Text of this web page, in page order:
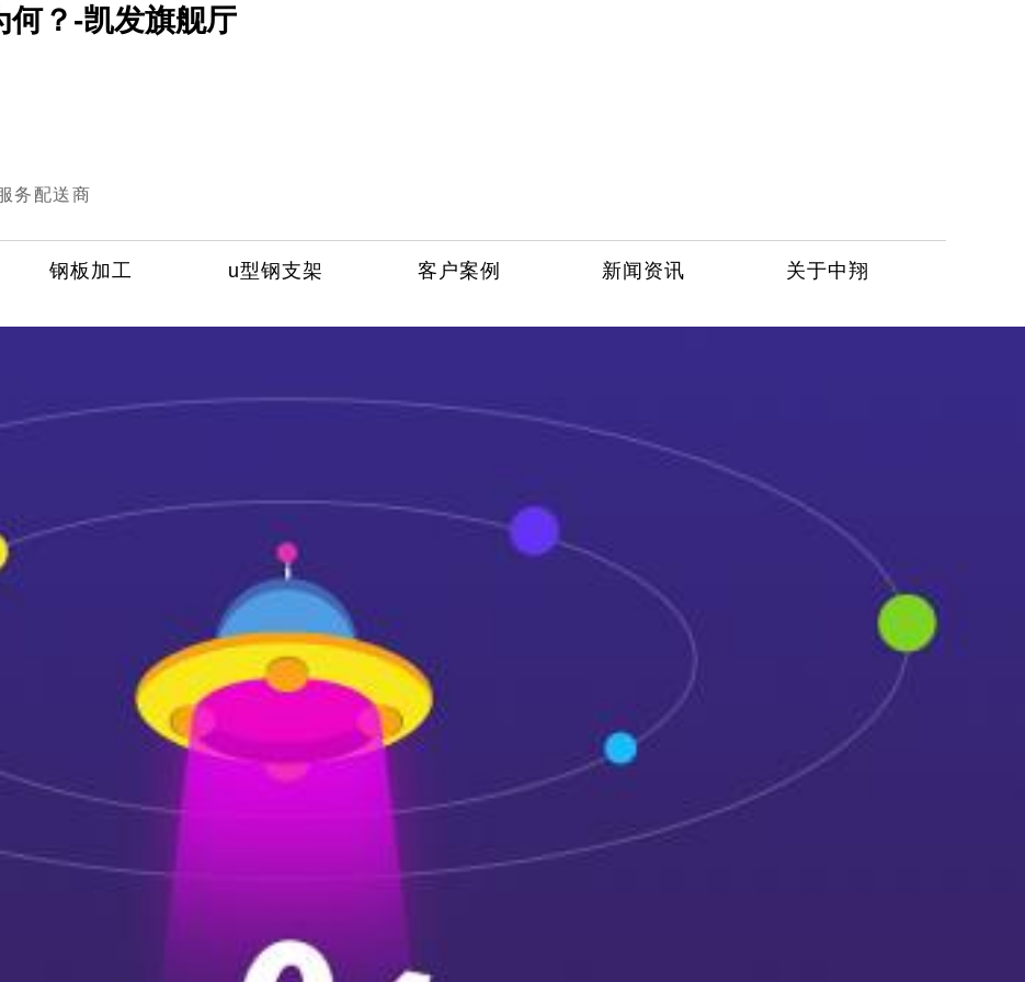
何？-凯发旗舰厅
务配送商
钢板加工 u型钢支架 客户案例 新闻资讯 关于中翔